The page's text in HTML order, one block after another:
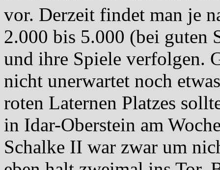
vor. Derzeit findet man je
2.000 bis 5.000 (bei guten
und ihre Spiele verfolgen.
nicht unerwartet noch
roten Laternen Platzes
in Idar-Oberstein am
Schalke II war zwar um